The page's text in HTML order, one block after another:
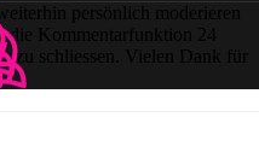
persönlich moderieren
die Kommentarfunktion 24
zu schliessen. Vielen Dank für